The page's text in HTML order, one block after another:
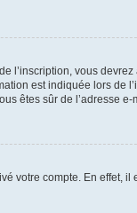
l’inscription, vous
est indiquée lors de
êtes sûr de l’adresse
votre compte. En effet, il